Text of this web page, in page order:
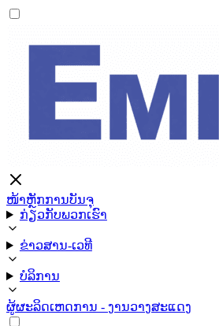
ໜ້າຫຼັກການບັນຈຸ
ກ່ຽວກັບພວກເຮົາ
ຂ່າວສານ-ເວທີ
ບໍລິການ
ຜູ້ຜະລິດເຫດການ - ງານວາງສະແດງ